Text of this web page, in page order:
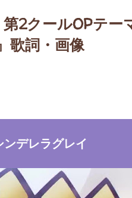
2クールOPテー
歌詞・画像
デレラグレイ